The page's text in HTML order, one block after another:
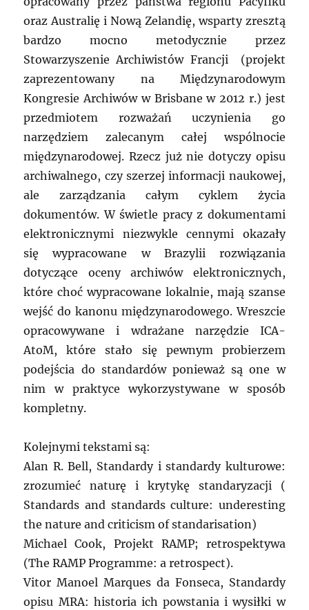
oraz Australię i Nową Zelandię, wsparty zresztą
bardzo mocno metodycznie przez
Stowarzyszenie Archiwistów Francji (projekt
zaprezentowany na Międzynarodowym
Kongresie Archiwów w Brisbane w 2012 r.) jest
przedmiotem rozważań uczynienia go
narzędziem zalecanym całej wspólnocie
międzynarodowej. Rzecz już nie dotyczy opisu
archiwalnego, czy szerzej informacji naukowej,
ale zarządzania całym cyklem życia
dokumentów. W świetle pracy z dokumentami
elektronicznymi niezwykle cennymi okazały
się wypracowane w Brazylii rozwiązania
dotyczące oceny archiwów elektronicznych,
które choć wypracowane lokalnie, mają szanse
wejść do kanonu międzynarodowego. Wreszcie
opracowywane i wdrażane narzędzie ICA-
AtoM, które stało się pewnym probierzem
podejścia do standardów ponieważ są one w
nim w praktyce wykorzystywane w sposób
kompletny.
Kolejnymi tekstami są:
Alan R. Bell, Standardy i standardy kulturowe:
zrozumieć naturę i krytykę standaryzacji (
Standards and standards culture: underesting
the nature and criticism of standarisation)
Michael Cook, Projekt RAMP; retrospektywa
(The RAMP Programme: a retrospect).
Vitor Manoel Marques da Fonseca, Standardy
opisu MRA: historia ich powstania i wysiłki w